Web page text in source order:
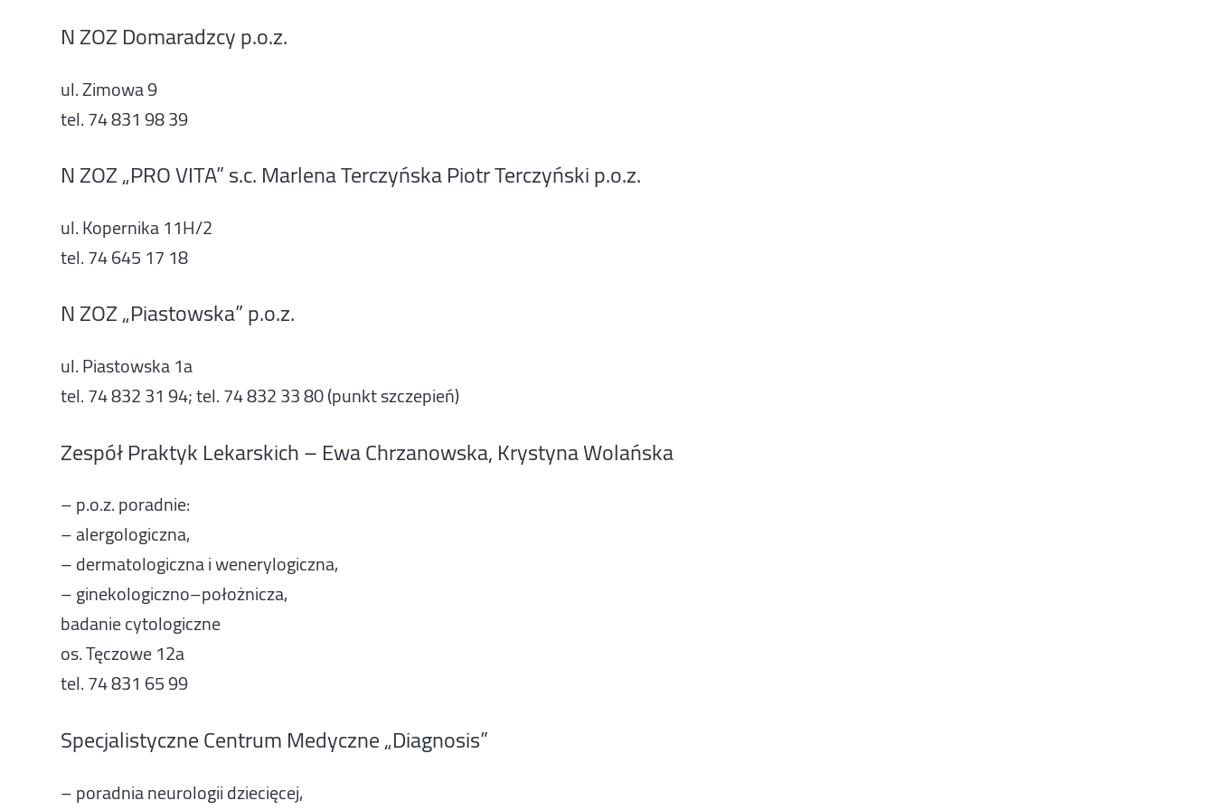
N ZOZ Domaradzcy p.o.z.
ul. Zimowa 9
tel. 74 831 98 39
N ZOZ „PRO VITA” s.c. Marlena Terczyńska Piotr Terczyński p.o.z.
ul. Kopernika 11H/2
tel. 74 645 17 18
N ZOZ „Piastowska” p.o.z.
ul. Piastowska 1a
tel. 74 832 31 94; tel. 74 832 33 80 (punkt szczepień)
Zespół Praktyk Lekarskich – Ewa Chrzanowska, Krystyna Wolańska
– p.o.z. poradnie:
– alergologiczna,
– dermatologiczna i wenerylogiczna,
– ginekologiczno–położnicza,
badanie cytologiczne
os. Tęczowe 12a
tel. 74 831 65 99
Specjalistyczne Centrum Medyczne „Diagnosis”
– poradnia neurologii dziecięcej,